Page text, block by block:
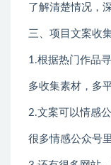
了解清楚情况，
三、项目文案收
1.根据热门作品
多收集素材，多
2.文案可以情感
很多情感公众号